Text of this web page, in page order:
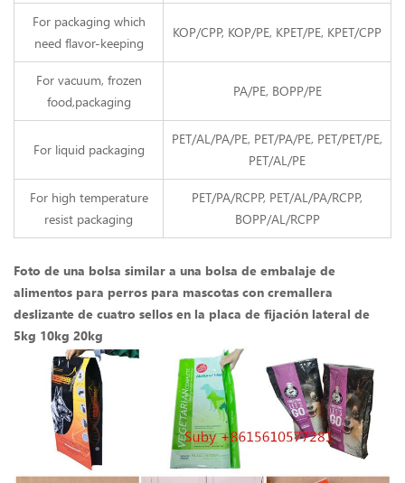
For packaging which
need flavor-keeping
KOP/CPP, KOP/PE, KPET/PE, KPET/CPP
For vacuum, frozen
food,packaging
PA/PE, BOPP/PE
For liquid packaging
PET/AL/PA/PE, PET/PA/PE, PET/PET/PE,
PET/AL/PE
For high temperature
resist packaging
PET/PA/RCPP, PET/AL/PA/RCPP,
BOPP/AL/RCPP
Foto de una bolsa similar a una bolsa de embalaje de
alimentos para perros para mascotas con cremallera
deslizante de cuatro sellos en la placa de fijación lateral de
5kg 10kg 20kg